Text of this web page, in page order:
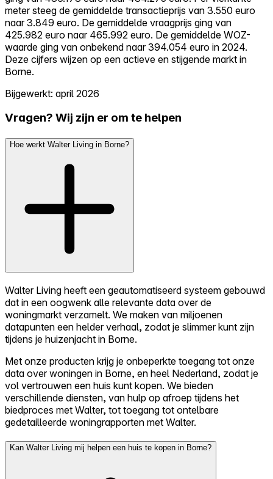
meter steeg de gemiddelde transactieprijs van 3.550 euro
naar 3.849 euro. De gemiddelde vraagprijs ging van
425.982 euro naar 465.992 euro. De gemiddelde WOZ-
waarde ging van onbekend naar 394.054 euro in 2024.
Deze cijfers wijzen op een actieve en stijgende markt in
Borne.
Bijgewerkt: april 2026
Vragen? Wij zijn er om te helpen
Hoe werkt Walter Living in Borne?
Walter Living heeft een geautomatiseerd systeem gebouwd
dat in een oogwenk alle relevante data over de
woningmarkt verzamelt. We maken van miljoenen
datapunten een helder verhaal, zodat je slimmer kunt zijn
tijdens je huizenjacht in Borne.
Met onze producten krijg je onbeperkte toegang tot onze
data over woningen in Borne, en heel Nederland, zodat je
vol vertrouwen een huis kunt kopen. We bieden
verschillende diensten, van hulp op afroep tijdens het
biedproces met Walter, tot toegang tot ontelbare
gedetailleerde woningrapporten met Walter.
Kan Walter Living mij helpen een huis te kopen in Borne?